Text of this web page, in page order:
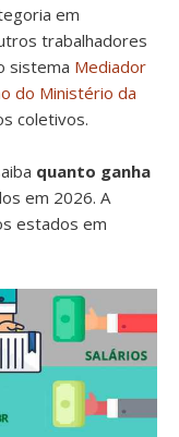
em
trabalhadores
sistema Mediador
do Ministério da
coletivos.
quanto ganha
em 2026. A
estados em